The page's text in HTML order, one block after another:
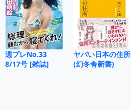
週プレNo.33
8/17号 [雑誌]
ヤバい日本の住所
(幻冬舎新書)